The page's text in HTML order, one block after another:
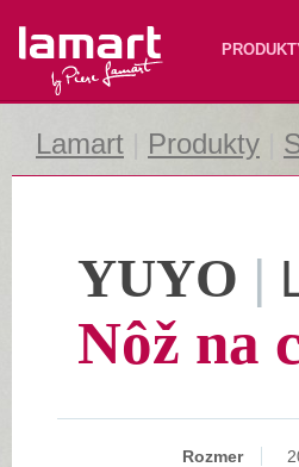
Lamart
Lamart Produkty
YUYO |
Nôž na
Rozmer